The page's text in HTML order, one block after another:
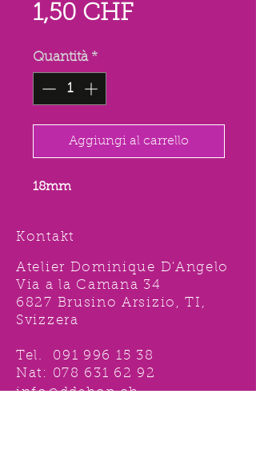
1,50 CHFPrezzo
Quantità *
Aggiungi al carrello
18mm
Kontakt
Atelier Dominique D'Angelo
Via a la Camana 34
6827 Brusino Arsizio, TI,
Svizzera
Tel. 091 996 15 38
Nat: 078 631 62 92
info@ddshop.ch